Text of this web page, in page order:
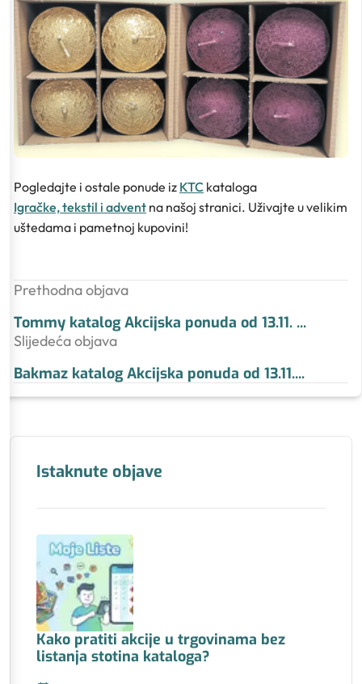
Pogledajte i ostale ponude iz KTC kataloga
Igračke, tekstil i advent na našoj stranici. Uživajte u velikim
uštedama i pametnoj kupovini!
Prethodna objava
Tommy katalog Akcijska ponuda od 13.11. ...
Slijedeća objava
Bakmaz katalog Akcijska ponuda od 13.11....
Istaknute objave
Kako pratiti akcije u trgovinama bez
listanja stotina kataloga?